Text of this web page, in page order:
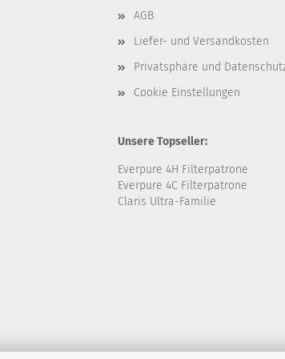
AGB
Liefer- und Versandkosten
Privatsphäre und
Cookie Einstellungen
Unsere Topseller:
Everpure 4H Filterpatrone
Everpure 4C Filterpatrone
Claris Ultra-Familie